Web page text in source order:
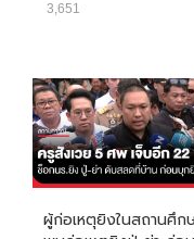
3,651
ผู้ก่อเหตุยิงในสถานศึก